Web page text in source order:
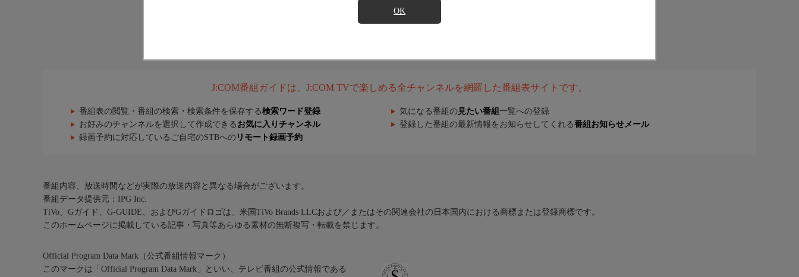
OK
J:COM番組ガイドは、J:COM TVで楽しめる全チャンネルを網羅した番組表サイトです。
番組表の閲覧・番組の検索・検索条件を保存する検索ワード登録 気になる番組の 見たい番組 一覧への登録
お好みのチャンネルを選択して作成できる お気に入りチャンネル 登録した番組の最新情報をお知らせしてくれる番組お知らせメール
録画予約に対応しているご自宅のSTBへの リモート録画予約
番組内容、放送時間などが実際の放送内容と異なる場合がございます。
番組データ提供元：IPG Inc.
TiVo、Gガイド、G-GUIDE、およびGガイドロゴは、米国TiVo Brands LLCおよび／またはその関連会社の日本国内における商標または登録商標です。
このホームページに掲載している記事・写真等あらゆる素材の無断複写・転載を禁じます。
Official Program Data Mark（公式番組情報マーク）
このマークは「Official Program Data Mark」といい、テレビ番組の公式情報である